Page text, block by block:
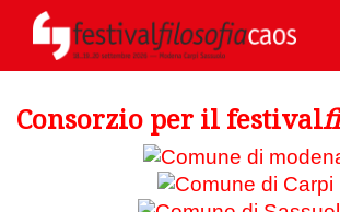
Consorzio per il festival